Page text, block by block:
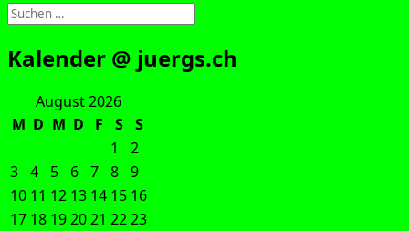
Suchen
nach:
Kalender @ juergs.ch
August 2026
M D M D F S
S
1
2
3 4 5 6 7 8 9
10 11 12 13 14 15 16
17 18 192021 2223